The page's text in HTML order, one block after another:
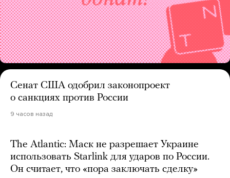
Сенат США одобрил законопроект
о санкциях против России
9 часов назад
The Atlantic: Маск не разрешает Украине
использовать Starlink для ударов по России.
Он считает, что «пора заключать сделку»